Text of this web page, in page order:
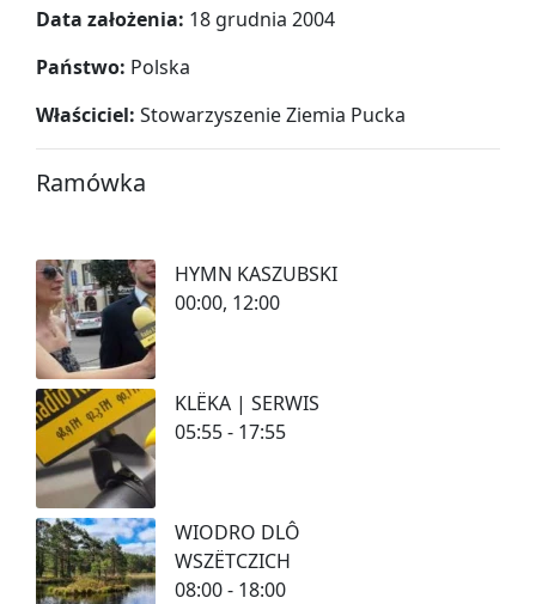
Data założenia: 18 grudnia 2004
Państwo: Polska
Właściciel: Stowarzyszenie Ziemia Pucka
Ramówka
HYMN KASZUBSKI
00:00, 12:00
KLËKA | SERWIS
05:55 - 17:55
WIODRO DLÔ
WSZËTCZICH
08:00 - 18:00